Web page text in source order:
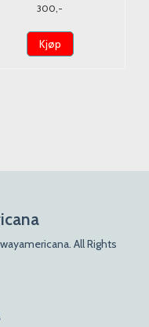
900G. (Tørrmelk)
300,-
Kjøp
All Rights